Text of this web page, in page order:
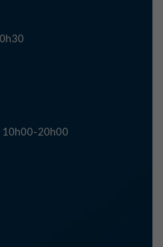
20h00